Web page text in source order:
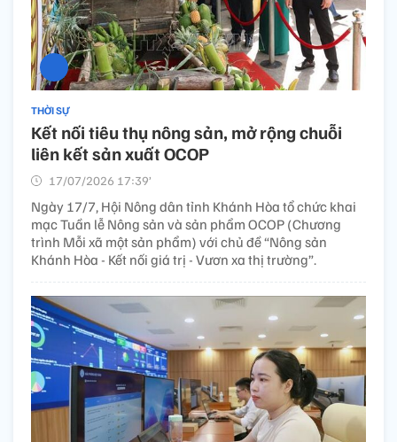
THỜI SỰ
Kết nối tiêu thụ nông sản, mở rộng chuỗi
liên kết sản xuất OCOP
17/07/2026 17:39’
Ngày 17/7, Hội Nông dân tỉnh Khánh Hòa tổ chức khai
mạc Tuần lễ Nông sản và sản phẩm OCOP (Chương
trình Mỗi xã một sản phẩm) với chủ đề “Nông sản
Khánh Hòa - Kết nối giá trị - Vươn xa thị trường”.